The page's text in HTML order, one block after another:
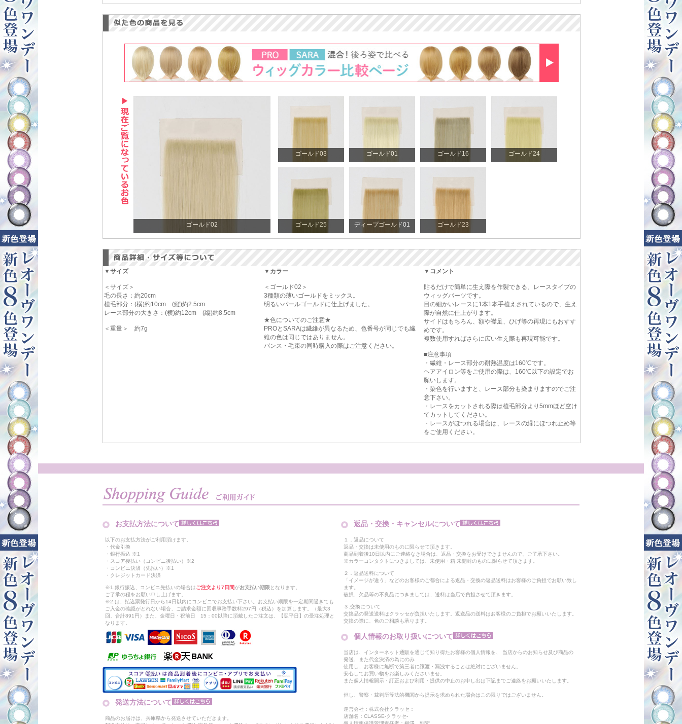
ゴールド02
ゴールド03 ゴールド01 ゴールド16 ゴールド24
ゴールド25 ディープゴールド01 ゴールド23
▼サイズ
＜サイズ＞
毛の長さ：約20cm
植毛部分：(横)約10cm (縦)約2.5cm
レース部分の大きさ：(横)約12cm (縦)約8.5cm
＜重量＞ 約7g
▼カラー
＜ゴールド02＞
3種類の薄いゴールドをミックス。
明るいパールゴールドに仕上げました。
★色についてのご注意★
PROとSARAは繊維が異なるため、色番号が同じでも繊
維の色は同じではありません。
バンス・毛束の同時購入の際はご注意ください。
▼コメント
貼るだけで簡単に生え際を作製できる、レースタイプの
ウィッグパーツです。
目の細かいレースに1本1本手植えされているので、生え
際が自然に仕上がります。
サイドはもちろん、額や襟足、ひげ等の再現にもおすす
めです。
複数使用すればさらに広い生え際も再現可能です。
■注意事項
・繊維・レース部分の耐熱温度は160℃です。
ヘアアイロン等をご使用の際は、160℃以下の設定でお
願いします。
・染色を行いますと、レース部分も染まりますのでご注
意下さい。
・レースをカットされる際は植毛部分より5mmほど空け
てカットしてください。
・レースがほつれる場合は、レースの縁にほつれ止め等
をご使用ください。
お支払方法について
以下のお支払方法がご利用頂けます。
・代金引換
・銀行振込 ※1
・スコア後払い（コンビニ後払い）※2
・コンビニ決済（先払い）※1
・クレジットカード決済
※1.銀行振込、コンビニ先払いの場合はご注文より7日間がお支払い期限 となります。
ご了承の程をお願い申し上げます。
※2.は、払込票発行日から14日以内にコンビニでお支払い下さい。お支払い期限を一定期間過ぎても
ご入金の確認がとれない場合、ご請求金額に回収事務手数料297円（税込）を加算します。（最大3
回、合計891円）また、金曜日・祝前日 15：00以降に頂戴したご注文は、【翌平日】の受注処理と
なります。
発送方法について
商品のお届けは、兵庫県から発送させていただきます。
返品・交換・キャンセルについて
１．返品について
返品・交換は未使用のものに限らせて頂きます。
商品到着後10日以内にご連絡なき場合は、返品・交換をお受けできませんので、ご了承下さい。
※カラーコンタクトにつきましては、未使用・箱 未開封のものに限らせて頂きます。
２．返品送料について
「イメージが違う」などのお客様のご都合による返品・交換の返品送料はお客様のご負担でお願い致し
ます。
破損、欠品等の不良品につきましては、送料は当店で負担させて頂きます。
３.交換について
交換品の発送送料はクラッセが負担いたします。返送品の送料はお客様のご負担でお願いいたします。
交換の際に、色のご相談も承ります。
個人情報のお取り扱いについて
当店は、インターネット通販を通じて知り得たお客様の個人情報を、 当店からのお知らせ及び商品の
発送、また代金決済の為にのみ
使用し、お客様に無断で第三者に譲渡・漏洩することは絶対にございません。
安心してお買い物をお楽しみくださいませ。
また個人情報開示・訂正および利用・提供の中止のお申し出は下記までご連絡をお願いいたします。
但し、警察・裁判所等法的機関から提示を求められた場合はこの限りではございません。
運営会社：株式会社クラッセ：
店舗名：CLASSE-クラッセ-